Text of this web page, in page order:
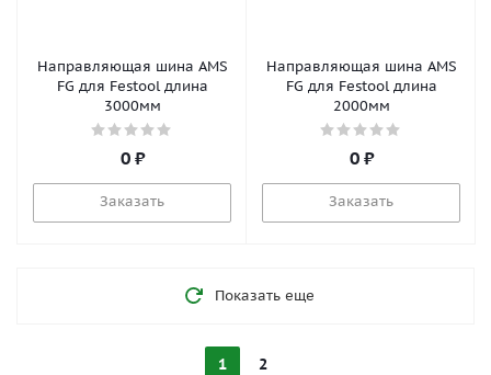
Направляющая шина AMS
FG для Festool длина
3000мм
0 ₽
Заказать
Направляющая шина AMS
FG для Festool длина
2000мм
0 ₽
Заказать
Показать еще
1 2